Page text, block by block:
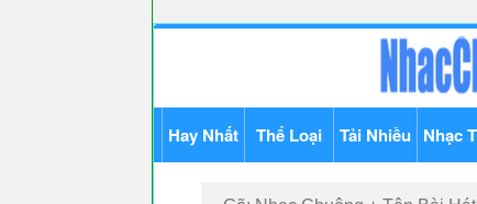
Hay Nhất Thể Loại Tải Nhiều Nhạc